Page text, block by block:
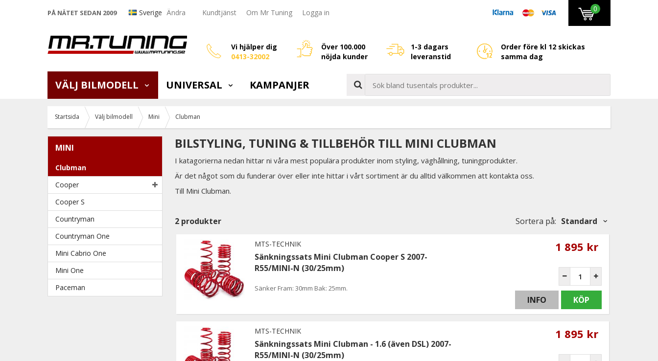
PÅ NÄTET SEDAN 2009 Sverige Ändra Kundtjänst Om Mr Tuning Logga in 0
Vi hjälper dig
0413-32002
Över 100.000
nöjda kunder
1-3 dagars
leveranstid
Order före kl 12 skickas
samma dag
VÄLJ BILMODELL UNIVERSAL KAMPANJER
Startsida Välj bilmodell Mini Clubman
MINI
Clubman
Cooper
Cooper S
Countryman
Countryman One
Mini Cabrio One
Mini One
Paceman
BILSTYLING, TUNING & TILLBEHÖR TILL MINI CLUBMAN
I katagorierna nedan hittar ni våra mest populära produkter inom styling, väghållning, tuningprodukter.
Är det något som du funderar över eller inte hittar i vårt sortiment är du alltid välkommen att kontakta oss.
Till Mini Clubman.
2 produkter Sortera på: Standard
MTS-TECHNIK
Sänkningssats Mini Clubman Cooper S 2007-
R55/MINI-N (30/25mm)
Sänker Fram: 30mm Bak: 25mm.
1 895 kr
INFO KÖP
MTS-TECHNIK
Sänkningssats Mini Clubman - 1.6 (även DSL) 2007-
R55/MINI-N (30/25mm)
1 895 kr